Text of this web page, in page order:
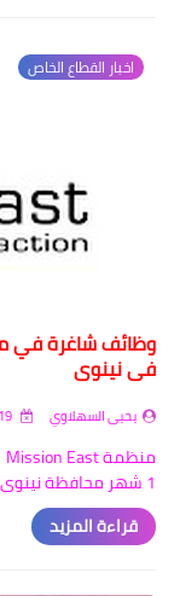
اخبار القطاع الخاص
في نينوى
يحيى السهلاوي
1 شهر محافظة نينوى نوبة العمل …
قراءة المزيد